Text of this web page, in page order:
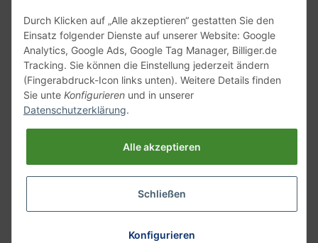
Versand mit
* Alle Preise inkl. gesetzlicher USt., zzgl.Versand
Durch Klicken auf „Alle akzeptieren“ gestatten Sie den
Einsatz folgender Dienste auf unserer Website: Google
Analytics, Google Ads, Google Tag Manager, Billiger.de
Tracking. Sie können die Einstellung jederzeit ändern
(Fingerabdruck-Icon links unten). Weitere Details finden
Sie unte Konfigurieren und in unserer
Datenschutzerklärung.
Alle akzeptieren
Schließen
Konfigurieren